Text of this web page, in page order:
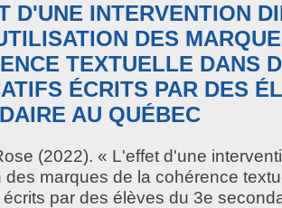
D'UNE INTERVENTION
DES
TEXTUELLE DANS
ÉCRITS PAR DES
AU QUÉBEC
(2022). « L'effet d'une
des marques de la cohérence
par des élèves du 3e